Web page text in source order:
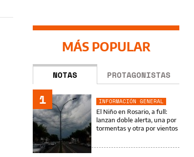
MÁS POPULAR
NOTAS PROTAGONISTAS
1
INFORMACIÓN GENERAL
El Niño en Rosario, a full:
lanzan doble alerta, una por
tormentas y otra por vientos